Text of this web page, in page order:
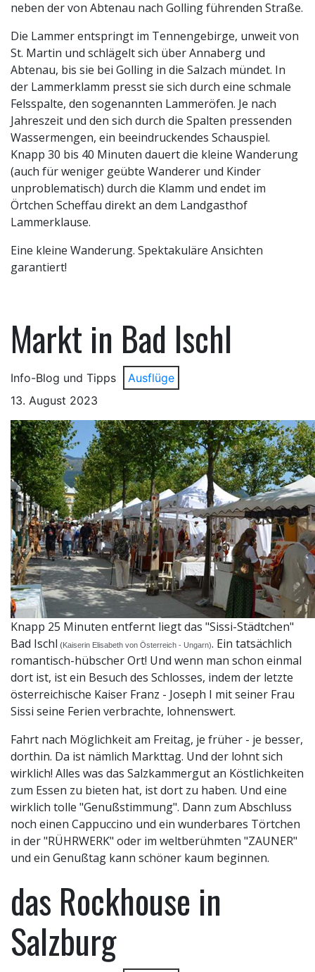
neben der von Abtenau nach Golling führenden Straße.
Die Lammer entspringt im Tennengebirge, unweit von
St. Martin und schlägelt sich über Annaberg und
Abtenau, bis sie bei Golling in die Salzach mündet. In
der Lammerklamm presst sie sich durch eine schmale
Felsspalte, den sogenannten Lammeröfen. Je nach
Jahreszeit und den sich durch die Spalten pressenden
Wassermengen, ein beeindruckendes Schauspiel.
Knapp 30 bis 40 Minuten dauert die kleine Wanderung
(auch für weniger geübte Wanderer und Kinder
unproblematisch) durch die Klamm und endet im
Örtchen Scheffau direkt an dem Landgasthof
Lammerklause.
Eine kleine Wanderung. Spektakuläre Ansichten
garantiert!
Markt in Bad Ischl
Info-Blog und Tipps
Ausflüge
13. August 2023
Knapp 25 Minuten entfernt liegt das "Sissi-Städtchen"
Bad Ischl (Kaiserin Elisabeth von Österreich - Ungarn). Ein tatsächlich
romantisch-hübscher Ort! Und wenn man schon einmal
dort ist, ist ein Besuch des Schlosses, indem der letzte
österreichische Kaiser Franz - Joseph I mit seiner Frau
Sissi seine Ferien verbrachte, lohnenswert.
Fahrt nach Möglichkeit am Freitag, je früher - je besser,
dorthin. Da ist nämlich Markttag. Und der lohnt sich
wirklich! Alles was das Salzkammergut an Köstlichkeiten
zum Essen zu bieten hat, ist dort zu haben. Und eine
wirklich tolle "Genußstimmung". Dann zum Abschluss
noch einen Cappuccino und ein wunderbares Törtchen
in der "RÜHRWERK" oder im weltberühmten "ZAUNER"
und ein Genußtag kann schöner kaum beginnen.
das Rockhouse in
Salzburg